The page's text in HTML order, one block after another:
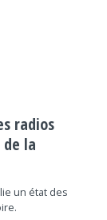
radios
de la
un état des